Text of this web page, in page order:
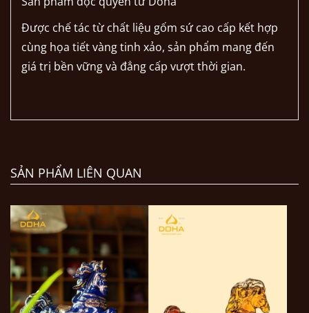
Được chế tác từ chất liệu gốm sứ cao cấp kết hợp
cùng họa tiết vàng tinh xảo, sản phẩm mang đến
giá trị bền vững và đẳng cấp vượt thời gian.
SẢN PHẨM LIÊN QUAN